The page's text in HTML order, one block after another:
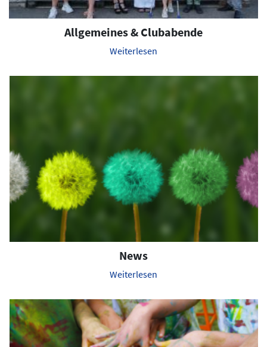
Allgemeines & Clubabende
Weiterlesen
News
Weiterlesen